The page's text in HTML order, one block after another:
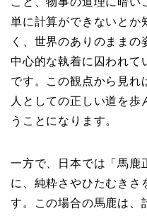
単に計算ができないとか
く、世界のありのままの
中心的な執着に囚われて
です。この観点から見れ
人としての正しい道を歩
うことになります。
一方で、日本では「馬鹿
に、純粋さやひたむきさ
す。この場合の馬鹿は、